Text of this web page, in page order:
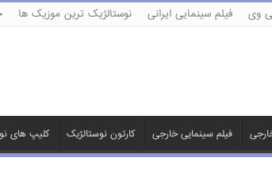
وی فیلم سینمایی ایرانی نوستالژیک ترین موزیک ها
فیلم سینمایی خارجی کارتون نوستالژیک کلیپ های